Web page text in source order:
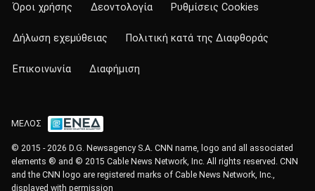
Όροι χρήσης Δεοντολογία Ρυθμίσεις Cookies
Δήλωση εχεμύθειας Πολιτική κατά της Διαφθοράς
Επικοινωνία Διαφήμιση
ΜΕΛΟΣ
© 2015 - 2026 D.G. Newsagency S.A. CNN name, logo and all associated
elements ® and © 2015 Cable News Network, Inc. All rights reserved. CNN
and the CNN logo are registered marks of Cable News Network, Inc.,
displayed with permission